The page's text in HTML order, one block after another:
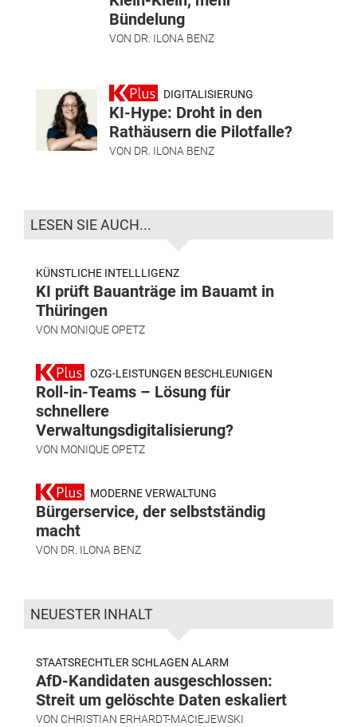
Bündelung
VON DR. ILONA BENZ
DIGITALISIERUNG
KI-Hype: Droht in den
Rathäusern die Pilotfalle?
VON DR. ILONA BENZ
LESEN SIE AUCH...
KÜNSTLICHE INTELLLIGENZ
KI prüft Bauanträge im Bauamt in
Thüringen
VON MONIQUE OPETZ
OZG-LEISTUNGEN BESCHLEUNIGEN
Roll-in-Teams – Lösung für
schnellere
Verwaltungsdigitalisierung?
VON MONIQUE OPETZ
MODERNE VERWALTUNG
Bürgerservice, der selbstständig
macht
VON DR. ILONA BENZ
NEUESTER INHALT
STAATSRECHTLER SCHLAGEN ALARM
AfD-Kandidaten ausgeschlossen:
Streit um gelöschte Daten eskaliert
VON CHRISTIAN ERHARDT-MACIEJEWSKI